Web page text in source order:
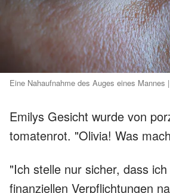
Eine Nahaufnahme des Auges eines Mannes
Emilys Gesicht wurde von
tomatenrot. "Olivia! Was
"Ich stelle nur sicher, dass
finanziellen Verpflichtungen